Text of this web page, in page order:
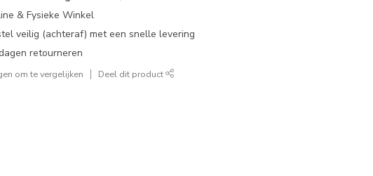
& Fysieke Winkel
veilig (achteraf) met een snelle levering
retourneren
om te vergelijken Deel dit product